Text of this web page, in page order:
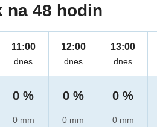
na 48 hodin
11:00
dnes
0 %
0 mm
12:00
dnes
0 %
0 mm
13:00
dnes
0 %
0 mm